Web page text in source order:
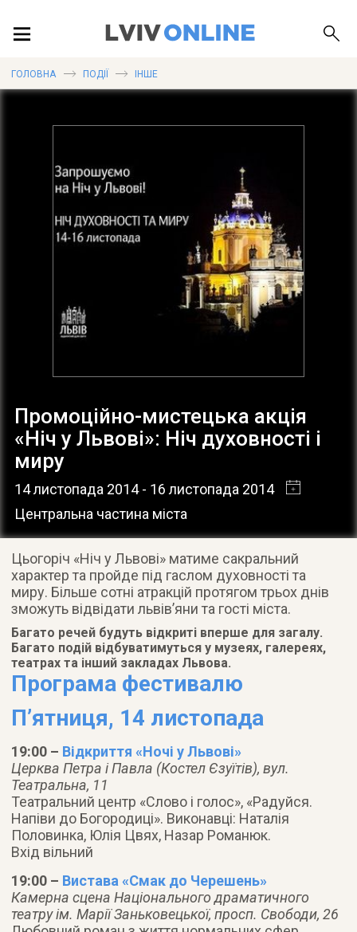
ПУБЛІКАЦІЇ
ГОЛОВНА ПОДІЇ ІНШЕ
Промоційно-мистецька акція
«Ніч у Львові»: Ніч духовності і
миру
14 листопада 2014- 16 листопада 2014
Центральна частина міста
Цьогоріч «Ніч у Львові» матиме сакральний
характер та пройде під гаслом духовності та
миру. Більше сотні атракцій протягом трьох днів
зможуть відвідати львів’яни та гості міста.
Багато речей будуть відкриті вперше для загалу.
Багато подій відбуватимуться у музеях, галереях,
театрах та інший закладах Львова.
Програма фестивалю
П’ятниця, 14 лиcтопада
19:00 – Відкриття «Ночі у Львові»
Церква Петра і Павла (Костел Єзуїтів), вул.
Театральна, 11
Театральний центр «Слово і голос», «Радуйся.
Напіви до Богородиці». Виконавці: Наталія
Половинка, Юлія Цвях, Назар Романюк.
Вхід вільний
19:00 – Вистава «Смак до Черешень»
Камерна сцена Національного драматичного
театру ім. Марії Заньковецької, просп. Свободи, 26